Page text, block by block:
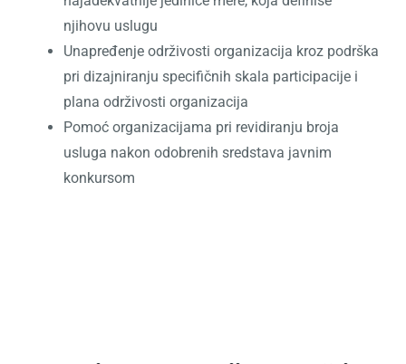
njihovu uslugu
Unapređenje održivosti organizacija kroz podrška
pri dizajniranju specifičnih skala participacije i
plana održivosti organizacija
Pomoć organizacijama pri revidiranju broja
usluga nakon odobrenih sredstava javnim
konkursom